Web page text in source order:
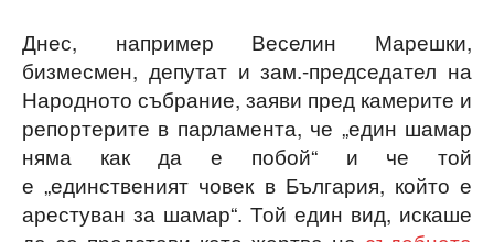
Днес, например Веселин Марешки,
бизмесмен, депутат и зам.-председател на
Народното събрание, заяви пред камерите и
репортерите в парламента, че „един шамар
няма как да е побой“ и че той
е „единственият човек в България, който е
арестуван за шамар“. Той един вид, искаше